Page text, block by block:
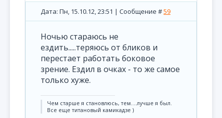
Дата: Пн, 15.10.12, 23:51 | Сообщение #59
Ночью стараюсь не
ездить.....теряюсь от бликов и
перестает работать боковое
зрение. Ездил в очках - то же самое
только хуже.
Чем старше я становлюсь, тем....лучше я был.
Все еще титановый камикадзе )